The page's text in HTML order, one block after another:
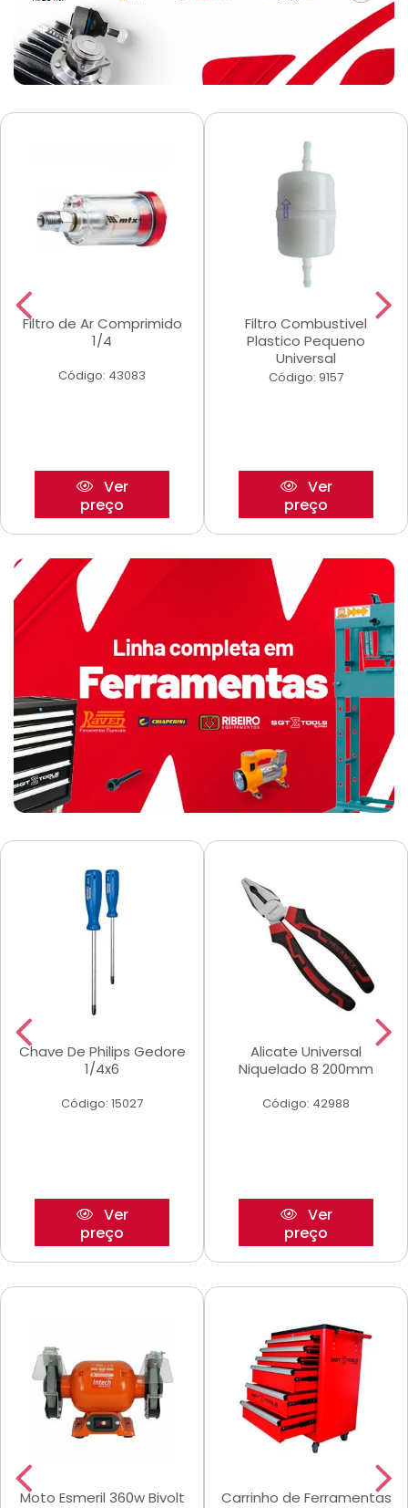
Filtro de Ar Comprimido
1/4
Código: 43083
Ver
preço
Filtro Combustivel
Plastico Pequeno
Universal
Código: 9157
Ver
preço
Chave De Philips Gedore
1/4x6
Código: 15027
Ver
preço
Alicate Universal
Niquelado 8 200mm
Código: 42988
Ver
preço
Moto Esmeril 360w Bivolt
Carrinho de Ferramentas